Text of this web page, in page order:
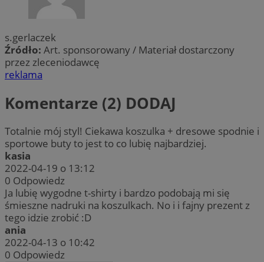
s.gerlaczek
Źródło: Art. sponsorowany / Materiał dostarczony
przez zleceniodawcę
reklama
Komentarze (2) DODAJ
Totalnie mój styl! Ciekawa koszulka + dresowe spodnie i
sportowe buty to jest to co lubię najbardziej.
kasia
2022-04-19 o 13:12
0 Odpowiedz
Ja lubię wygodne t-shirty i bardzo podobają mi się
śmieszne nadruki na koszulkach. No i i fajny prezent z
tego idzie zrobić :D
ania
2022-04-13 o 10:42
0 Odpowiedz